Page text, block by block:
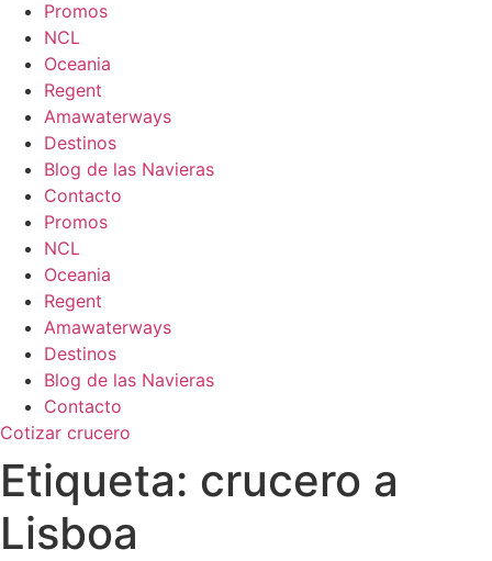
Promos
NCL
Oceania
Regent
Amawaterways
Destinos
Blog de las Navieras
Contacto
Promos
NCL
Oceania
Regent
Amawaterways
Destinos
Blog de las Navieras
Contacto
Cotizar crucero
Etiqueta: crucero a
Lisboa